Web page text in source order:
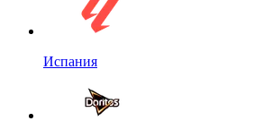
Испания